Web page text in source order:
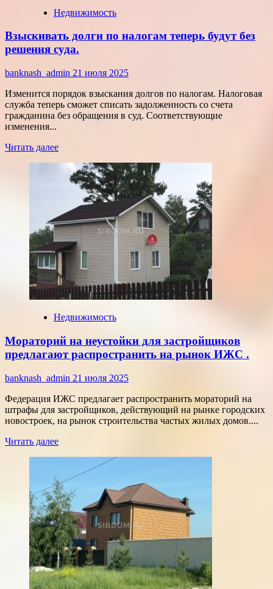
Недвижимость
Взыскивать долги по налогам теперь будут без
решения суда.
banknash_admin 21 июля 2025
Изменится порядок взыскания долгов по налогам. Налоговая
служба теперь сможет списать задолженность со счета
гражданина без обращения в суд. Соответствующие
изменения...
Читать далееПрочитать
Взыскивать
долги
налогам
теперь
будут
без
решения
Недвижимость
Мораторий на неустойки для застройщиков
предлагают распространить на рынок ИЖС .
banknash_admin 21 июля 2025
Федерация ИЖС предлагает распространить мораторий на
штрафы для застройщиков, действующий на рынке городских
новостроек, на рынок строительства частых жилых домов....
Читать далееПрочитать
Мораторий
на
неустойки
для
застройщиков
предлагают
распространить
на
рынок
ИЖС
.